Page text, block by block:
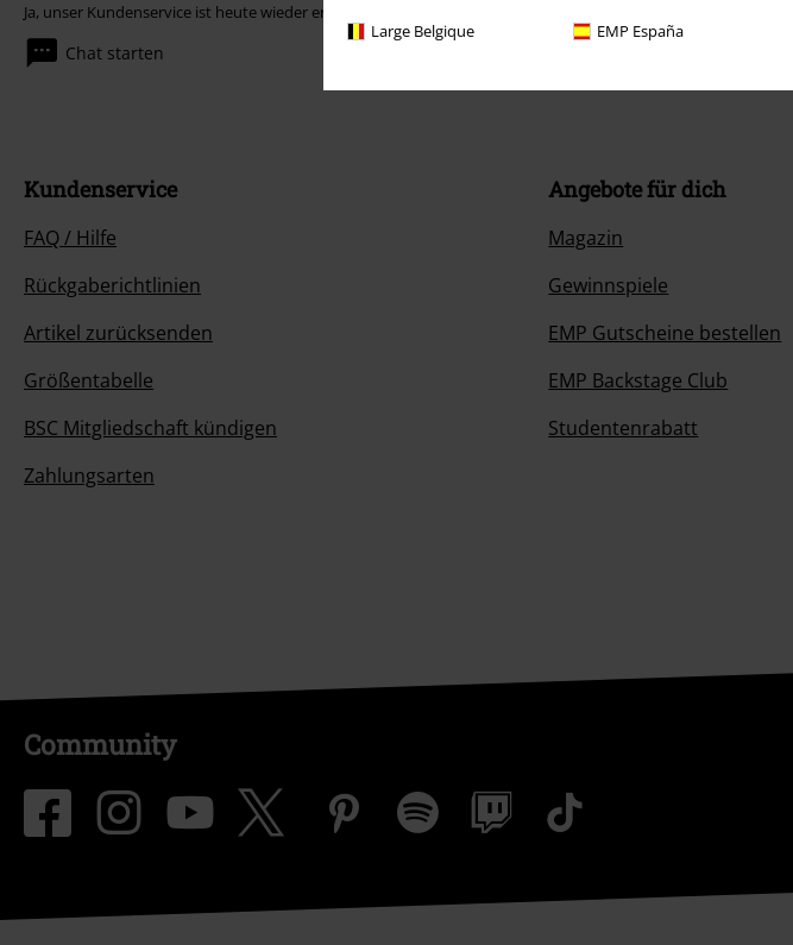
Large Belgique EMP España
Ja, unser Kundenservice ist heute wieder erreichbar von 09:00 Uhr bis 14:00 Uhr.
Chat starten
Kundenservice
FAQ / Hilfe
Rückgaberichtlinien
Artikel zurücksenden
Größentabelle
BSC Mitgliedschaft kündigen
Zahlungsarten
Angebote für dich
Magazin
Gewinnspiele
EMP Gutscheine bestellen
EMP Backstage Club
Studentenrabatt
Community